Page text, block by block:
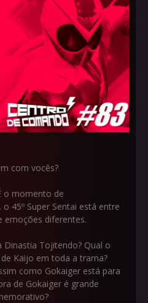
com vocês?
o momento de
45º Super Sentai está entre
emoções diferentes.
Dinastia Tojitendo? Qual o
Kaijo em toda a trama?
como Gokaiger está para
de Gokaiger é grande